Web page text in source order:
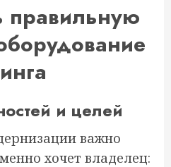
правильную
и целей
важно
хочет владелец: